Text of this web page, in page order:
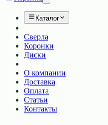
Каталог
Сверла
Коронки
Диски
О компании
Доставка
Оплата
Статьи
Контакты